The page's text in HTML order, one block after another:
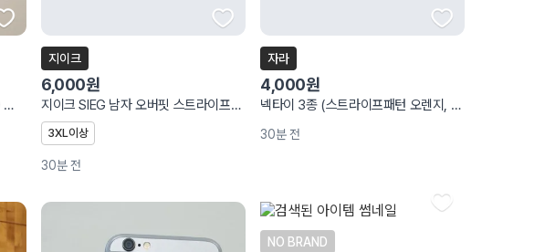
코데즈컴바인 남자 워싱 청바지 30 라이트블루
지이크
6,000원
지이크 SIEG 남자 오버핏 스트라이프 셔츠 120 카키
3XL이상
30분 전
자라
4,000원
넥타이 3종 (스트라이프패턴 오렌지, 골드, 블랙)
30분 전
NO BRAND